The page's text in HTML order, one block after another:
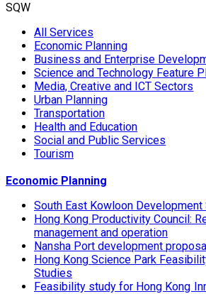
SQW
All Services
Economic Planning
Business and Enterprise
Science and Technology Feature
Media, Creative and ICT Sectors
Urban Planning
Transportation
Health and Education
Social and Public Services
Tourism
Economic Planning
South East Kowloon
Hong Kong Productivity Council:
management and operation
Nansha Port development
Hong Kong Science Park
Studies
Feasibility study for Hong Kong